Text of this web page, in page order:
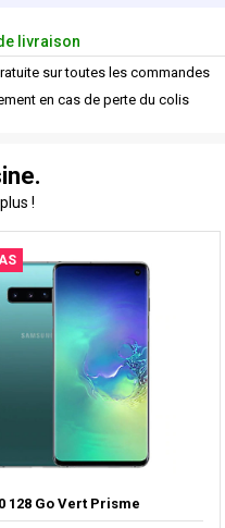
livraison
sur toutes les commandes
en cas de perte du colis
!
128 Go Vert Prisme